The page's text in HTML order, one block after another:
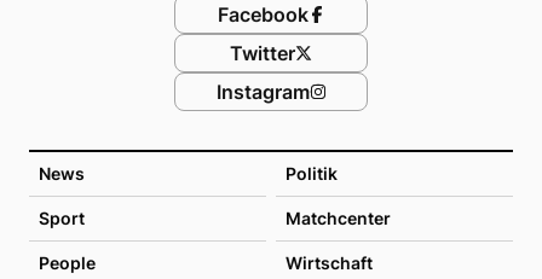
News Politik
Sport Matchcenter
People Wirtschaft
Facebook
Twitter
Instagram